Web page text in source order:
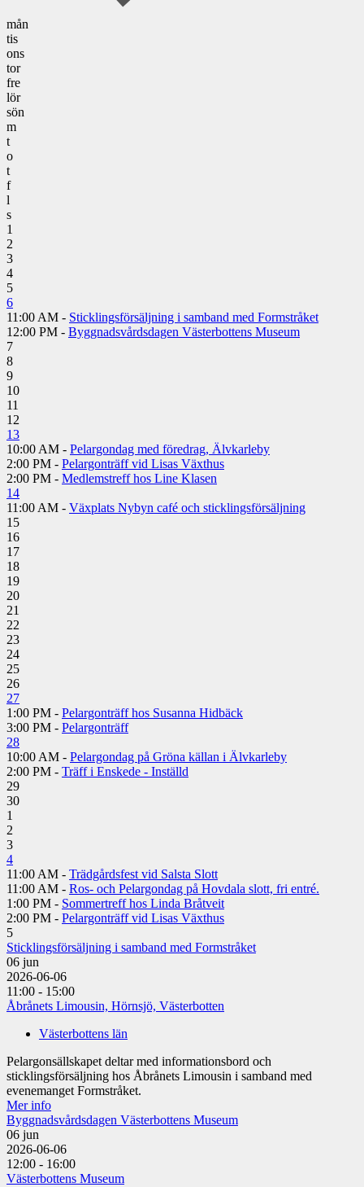
mån
tis
ons
tor
fre
lör
sön
m
t
o
t
f
l
s
1
2
3
4
5
6
11:00 AM - Sticklingsförsäljning i samband med Formstråket
12:00 PM - Byggnadsvårdsdagen Västerbottens Museum
7
8
9
10
11
12
13
10:00 AM - Pelargondag med föredrag, Älvkarleby
2:00 PM - Pelargonträff vid Lisas Växthus
2:00 PM - Medlemstreff hos Line Klasen
14
11:00 AM - Växplats Nybyn café och sticklingsförsäljning
15
16
17
18
19
20
21
22
23
24
25
26
27
1:00 PM - Pelargonträff hos Susanna Hidbäck
3:00 PM - Pelargonträff
28
10:00 AM - Pelargondag på Gröna källan i Älvkarleby
2:00 PM - Träff i Enskede - Inställd
29
30
1
2
3
4
11:00 AM - Trädgårdsfest vid Salsta Slott
11:00 AM - Ros- och Pelargondag på Hovdala slott, fri entré.
1:00 PM - Sommertreff hos Linda Bråtveit
2:00 PM - Pelargonträff vid Lisas Växthus
5
Sticklingsförsäljning i samband med Formstråket
06 jun
2026-06-06
11:00 - 15:00
Åbrånets Limousin, Hörnsjö, Västerbotten
Västerbottens län
Pelargonsällskapet deltar med informationsbord och
sticklingsförsäljning hos Åbrånets Limousin i samband med
evenemanget Formstråket.
Mer info
Byggnadsvårdsdagen Västerbottens Museum
06 jun
2026-06-06
12:00 - 16:00
Västerbottens Museum